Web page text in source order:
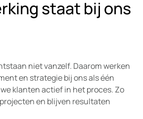
staat bij ons
niet vanzelf. Daarom werken
en strategie bij ons als één
klanten actief in het proces. Zo
en blijven resultaten